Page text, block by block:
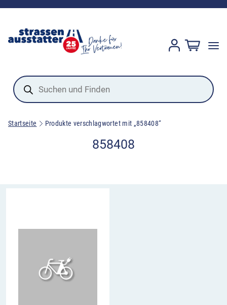
Products
search
Startseite Produkte verschlagwortet mit „858408“
858408